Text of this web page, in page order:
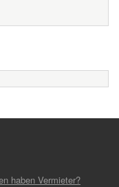
haben Vermieter?